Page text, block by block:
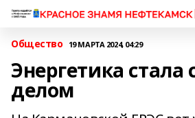
Общество 19 МАРТА 2024, 04:29
Энергетика
делом